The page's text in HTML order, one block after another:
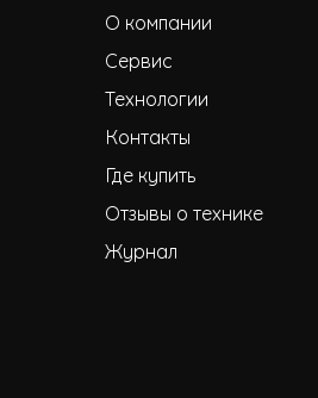
О компании
Сервис
Технологии
Контакты
Где купить
Отзывы о технике
Журнал